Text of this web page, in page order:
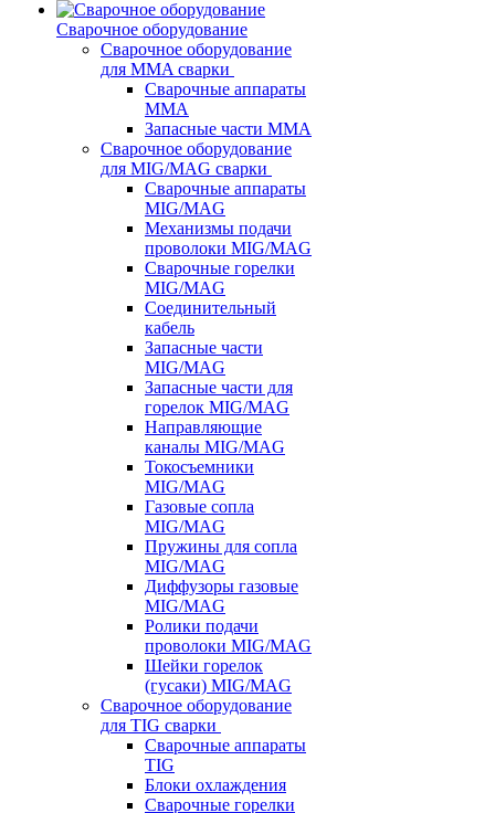
Сварочное оборудование
Сварочное оборудование
для MMA сварки
Сварочные аппараты
MMA
Запасные части MMA
Сварочное оборудование
для MIG/MAG сварки
Сварочные аппараты
MIG/MAG
Механизмы подачи
проволоки MIG/MAG
Сварочные горелки
MIG/MAG
Соединительный
кабель
Запасные части
MIG/MAG
Запасные части для
горелок MIG/MAG
Направляющие
каналы MIG/MAG
Токосъемники
MIG/MAG
Газовые сопла
MIG/MAG
Пружины для сопла
MIG/MAG
Диффузоры газовые
MIG/MAG
Ролики подачи
проволоки MIG/MAG
Шейки горелок
(гусаки) MIG/MAG
Сварочное оборудование
для TIG сварки
Сварочные аппараты
TIG
Блоки охлаждения
Сварочные горелки